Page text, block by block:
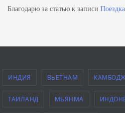
Благодарю за статью к записи
ИНДИЯ ВЬЕТНАМ
ТАИЛАНД МЬЯНМА